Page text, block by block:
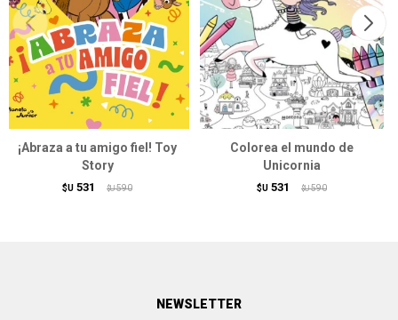
¡Abraza a tu amigo fiel! Toy
Story
$U 531 $U 590
Colorea el mundo de
Unicornia
$U 531 $U 590
NEWSLETTER